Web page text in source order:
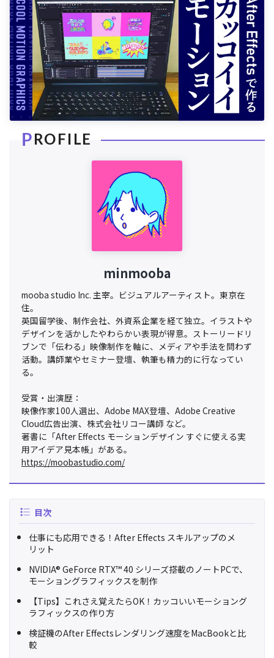
minmooba
mooba studio Inc. 主宰。ビジュアルアーティスト。東京在
住。
英国留学後、制作会社、外資系企業を経て独立。イラストや
デザインを活かしたやわらかい表現が得意。ストーリードリ
ブンで「伝わる」映像制作を軸に、メディアや手法を問わず
活動。講師業やセミナー登壇、執筆も精力的に行なってい
る。
受賞・出演歴：
映像作家100人選出、Adobe MAX登壇、Adobe Creative
Cloud広告出演、株式会社リコー講師 など。
著書に「After Effects モーションデザイン すぐに使える実
用アイデア見本帳」がある。
https://moobastudio.com/
目次
仕事にも応用できる！After Effects スキルアップのメ
リット
NVIDIA® GeForce RTX™ 40 シリーズ搭載のノートPCで、
モーショングラフィックスを制作
【Tips】これさえ覚えたらOK！カッコいいモーショング
ラフィックスの作り方
検証機のAfter Effectsレンダリング速度をMacBookと比
較